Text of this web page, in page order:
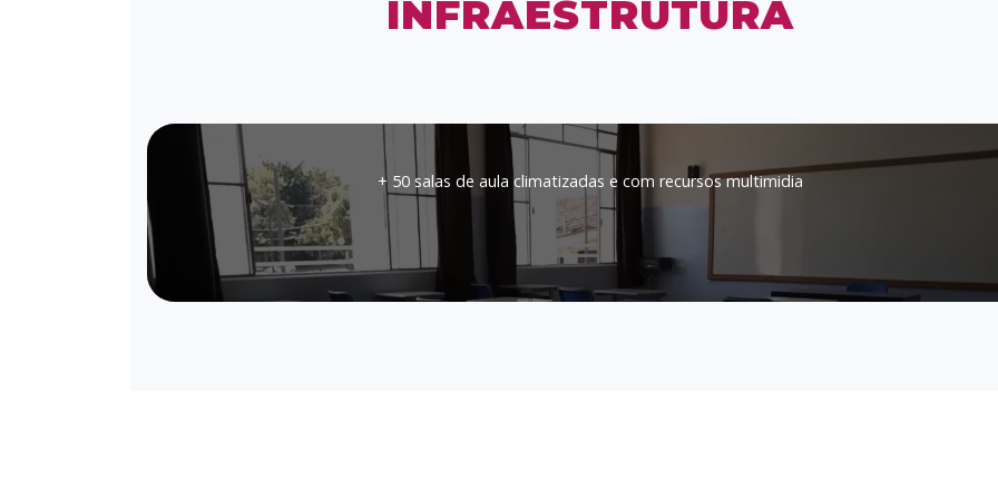
INFRAESTRUTURA
+ 50 salas de aula climatizadas e com recursos multimidia